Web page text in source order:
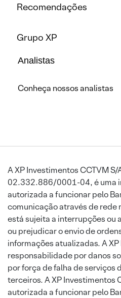
Recomendações
Grupo XP
Analistas
Conheça nossos analistas
A XP Investimentos CCTVM S/
02.332.886/0001-04, é uma
autorizada a funcionar pelo
comunicação através de
está sujeita a interrupções ou
ou prejudicar o envio de
informações atualizadas. A
responsabilidade por danos
por força de falha de serviços
terceiros. A XP Investimentos
autorizada a funcionar pelo